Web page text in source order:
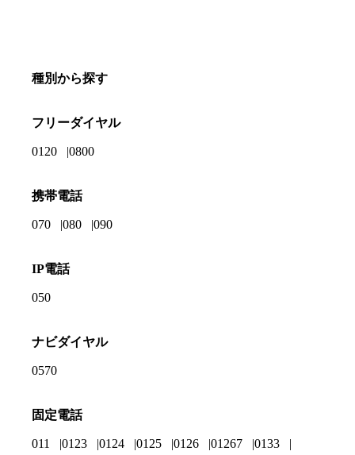
種別から探す
フリーダイヤル
0120 0800
携帯電話
070 080 090
IP電話
050
ナビダイヤル
0570
固定電話
011 0123 0124 0125 0126 01267 0133